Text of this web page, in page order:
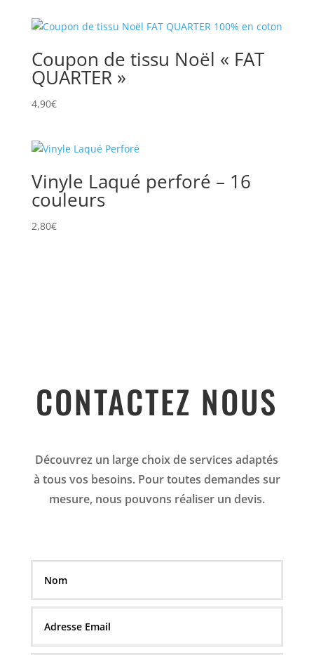
Coupon de tissu Noël « FAT
QUARTER »
4,90€
Vinyle Laqué perforé – 16
couleurs
2,80€
CONTACTEZ NOUS
Découvrez un large choix de services adaptés
à tous vos besoins. Pour toutes demandes sur
mesure, nous pouvons réaliser un devis.